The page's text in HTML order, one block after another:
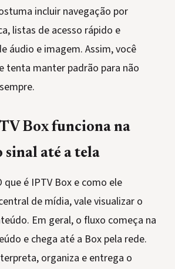
incluir navegação por
listas de acesso rápido e
áudio e imagem. Assim, você
tenta manter padrão para não
Box funciona na
até a tela
que é IPTV Box e como ele
de mídia, vale visualizar o
Em geral, o fluxo começa na
e chega até a Box pela rede.
organiza e entrega o